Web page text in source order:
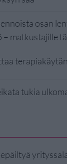
osan
– matkustajille
tukia